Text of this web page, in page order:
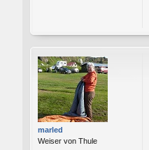
marled
Weiser von Thule